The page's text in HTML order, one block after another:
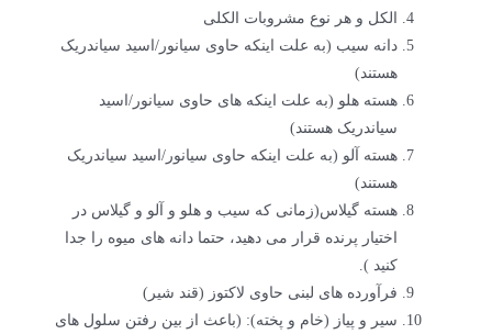
الکل و هر نوع مشروبات الکلى‏
دانه سیب (به علت اینکه حاوی سیانور/اسید سیاندریک
هستند)
هسته هلو (به علت اینکه های حاوی سیانور/اسید
سیاندریک هستند)
هسته آلو (به علت اینکه حاوی سیانور/اسید سیاندریک
هستند)
هسته گیلاس(زمانی که سیب و هلو و آلو و گیلاس در
اختیار پرنده قرار می دهید، حتما دانه های میوه را جدا
کنید ).
فرآورده های لبنی حاوی لاکتوز (قند شیر)
سیر و پیاز (خام و پخته): (باعث از بین رفتن سلول های